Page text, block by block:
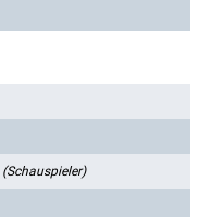
(Schauspieler)